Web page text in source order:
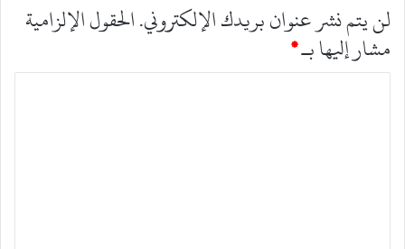
لن يتم نشر عنوان بريدك الإلكتروني.الحقول الإلزامية
مشار إليها بـ*
ا